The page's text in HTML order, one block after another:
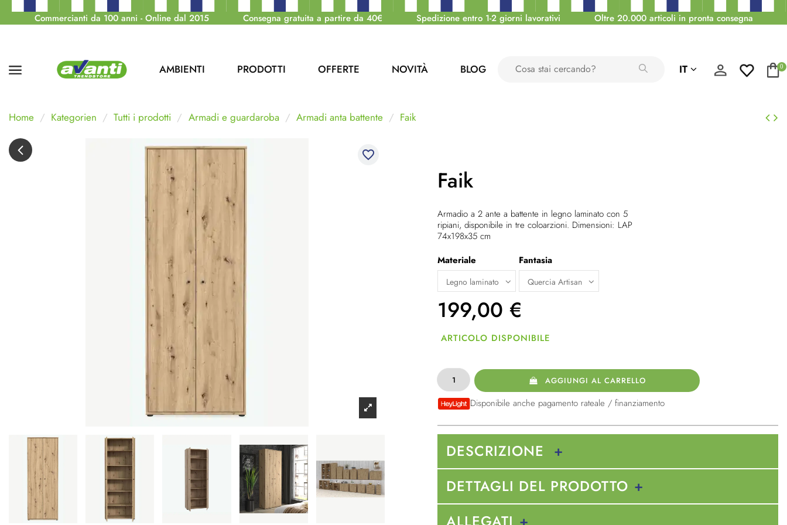
Commercianti da 100 anni - Online dal 2015 Consegna gratuita a partire da 40€ Spedizione entro 1-2 giorni lavorativi Oltre 20.000 articoli in pronta consegna
AMBIENTI PRODOTTI OFFERTE NOVITÀ BLOG IT 0
Home Kategorien Tutti i prodotti Armadi e guardaroba Armadi anta battente Faik
favorite_border
Faik
Armadio a 2 ante a battente in legno laminato con 5
ripiani, disponibile in tre coloarzioni. Dimensioni: LAP
74x198x35 cm
Materiale
Fantasia
199,00 €
ARTICOLO DISPONIBILE
AGGIUNGI AL CARRELLO
Disponibile anche pagamento rateale / finanziamento
DESCRIZIONE
DETTAGLI DEL PRODOTTO